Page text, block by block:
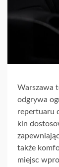
Warszawa
odgrywa
repertuaru
kin
także
miejsc